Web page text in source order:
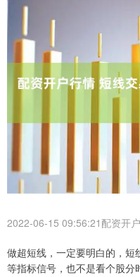
2022-06-15 09:56:21配资开
做超短线，一定要明白的，
等指标信号，也不是看个股分